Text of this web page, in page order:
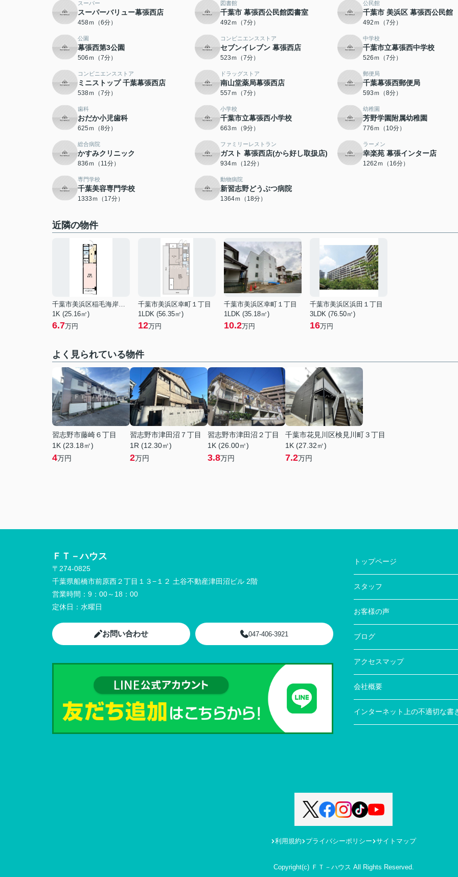
スーパー
スーパーバリュー幕張西店
458ｍ（6分）
図書館
千葉市 幕張西公民館図書室
492ｍ（7分）
公民館
千葉市 美浜区 幕張西公民館
492ｍ（7分）
公園
幕張西第3公園
506ｍ（7分）
コンビニエンスストア
セブンイレブン 幕張西店
523ｍ（7分）
中学校
千葉市立幕張西中学校
526ｍ（7分）
コンビニエンスストア
ミニストップ 千葉幕張西店
538ｍ（7分）
ドラッグストア
南山堂薬局幕張西店
557ｍ（7分）
郵便局
千葉幕張西郵便局
593ｍ（8分）
歯科
おだか小児歯科
625ｍ（8分）
小学校
千葉市立幕張西小学校
663ｍ（9分）
幼稚園
芳野学園附属幼稚園
776ｍ（10分）
総合病院
かすみクリニック
836ｍ（11分）
ファミリーレストラン
ガスト 幕張西店(から好し取扱店)
934ｍ（12分）
ラーメン
幸楽苑 幕張インター店
1262ｍ（16分）
専門学校
千葉美容専門学校
1333ｍ（17分）
動物病院
新習志野どうぶつ病院
1364ｍ（18分）
近隣の物件
千葉市美浜区稲毛海岸４丁目
1K (25.16㎡)
6.7万円
千葉市美浜区幸町１丁目
1LDK (56.35㎡)
12万円
千葉市美浜区幸町１丁目
1LDK (35.18㎡)
10.2万円
千葉市美浜区浜田１丁目
3LDK (76.50㎡)
16万円
よく見られている物件
習志野市藤崎６丁目
1K (23.18㎡)
4万円
習志野市津田沼７丁目
1R (12.30㎡)
2万円
習志野市津田沼２丁目
1K (26.00㎡)
3.8万円
千葉市花見川区検見川町３丁目
1K (27.32㎡)
7.2万円
ＦＴ－ハウス
〒274-0825
千葉県船橋市前原西２丁目１３−１２ 土谷不動産津田沼ビル 2階
営業時間： 9：00～18：00
定休日： 水曜日
お問い合わせ 047-406-3921
トップページ
スタッフ
お客様の声
ブログ
アクセスマップ
会社概要
インターネット上の不適切な書
利用規約 プライバシーポリシー サイトマップ
Copyright(c) ＦＴ－ハウス All Rights Reserved.